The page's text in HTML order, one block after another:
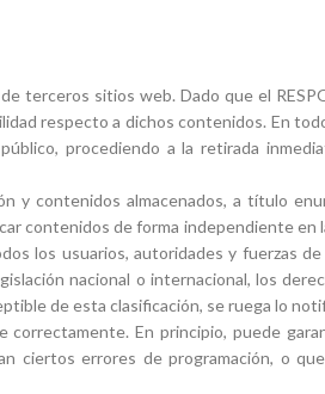
terceros sitios web. Dado que el
respecto a dichos contenidos. En
procediendo a la retirada
y contenidos almacenados, a título
contenidos de forma independiente en
los usuarios, autoridades y fuerzas
nacional o internacional, los
de esta clasificación, se ruega lo
En principio, puede
ciertos errores de programación, o